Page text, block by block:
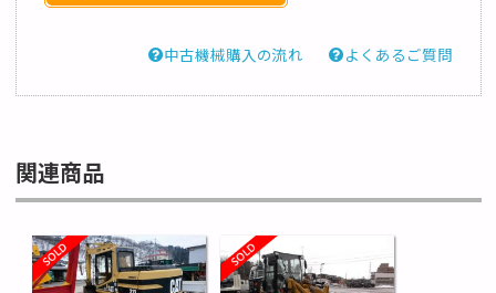
中古機械購入の流れ よくあるご質問
関連商品